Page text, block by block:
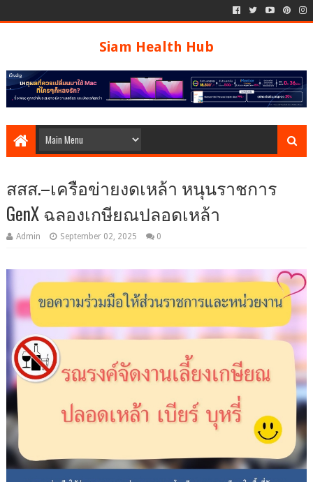
Siam Health Hub
สสส.–เครือข่ายงดเหล้า หนุนราชการ
GenX ฉลองเกษียณปลอดเหล้า
Admin September 02, 2025 0